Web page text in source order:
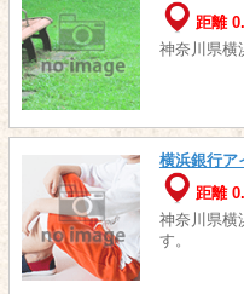
距離
神奈川県横
横浜銀行ア
距離
神奈川県横
す。